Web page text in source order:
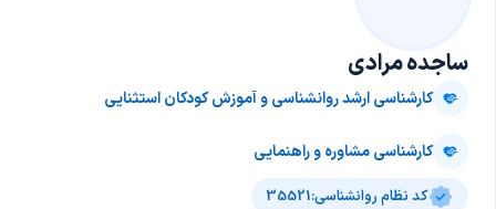
ساجده مرادی
کارشناسی ارشد روانشناسی و آموزش کودکان استثنایی
کارشناسی مشاوره و راهنمایی
کد نظام روانشناسی:35521